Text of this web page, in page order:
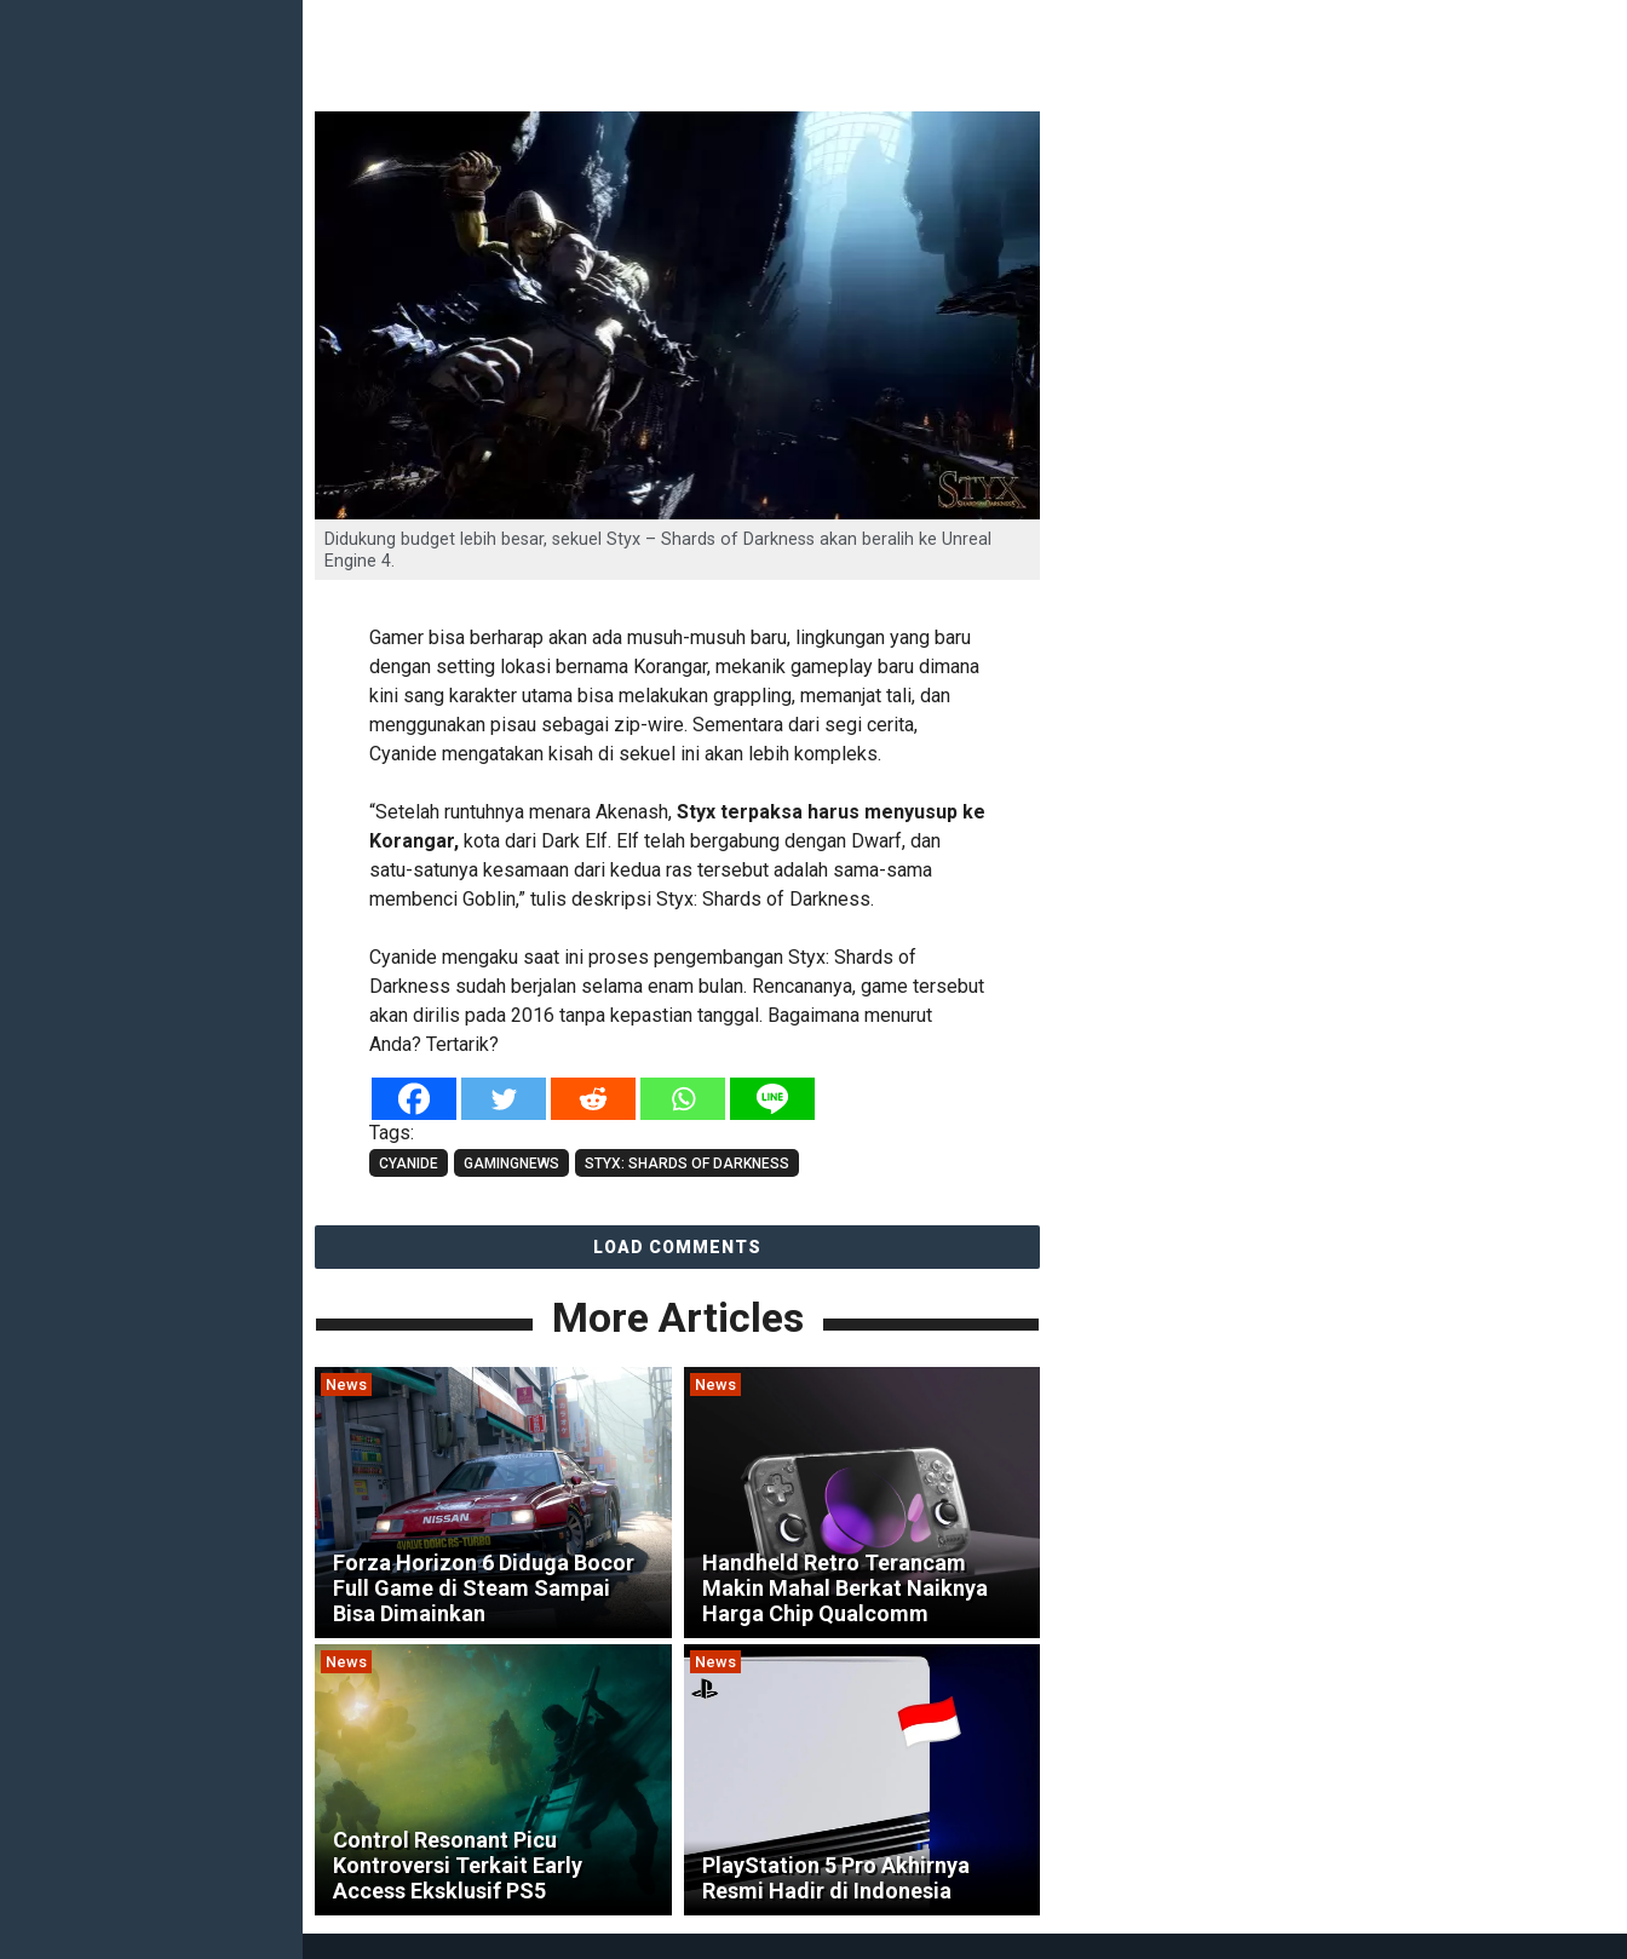
Didukung budget lebih besar, sekuel Styx – Shards of Darkness akan beralih ke Unreal
Engine 4.
Gamer bisa berharap akan ada musuh-musuh baru, lingkungan yang baru
dengan setting lokasi bernama Korangar, mekanik gameplay baru dimana
kini sang karakter utama bisa melakukan grappling, memanjat tali, dan
menggunakan pisau sebagai zip-wire. Sementara dari segi cerita,
Cyanide mengatakan kisah di sekuel ini akan lebih kompleks.
“Setelah runtuhnya menara Akenash, Styx terpaksa harus menyusup ke
Korangar,kota dari Dark Elf. Elf telah bergabung dengan Dwarf, dan
satu-satunya kesamaan dari kedua ras tersebut adalah sama-sama
membenci Goblin,” tulis deskripsi Styx: Shards of Darkness.
Cyanide mengaku saat ini proses pengembangan Styx: Shards of
Darkness sudah berjalan selama enam bulan. Rencananya, game tersebut
akan dirilis pada 2016 tanpa kepastian tanggal. Bagaimana menurut
Anda? Tertarik?
Tags:
CYANIDE GAMINGNEWS STYX: SHARDS OF DARKNESS
LOAD COMMENTS
More Articles
News
Forza Horizon 6 Diduga Bocor
Full Game di Steam Sampai
Bisa Dimainkan
News
Handheld Retro Terancam
Makin Mahal Berkat Naiknya
Harga Chip Qualcomm
News
Control Resonant Picu
Kontroversi Terkait Early
Access Eksklusif PS5
News
PlayStation 5 Pro Akhirnya
Resmi Hadir di Indonesia